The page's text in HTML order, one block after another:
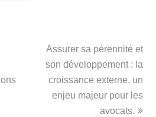
next
post:
Assurer sa pérennité et
son développement : la
croissance externe, un
enjeu majeur pour les
avocats.